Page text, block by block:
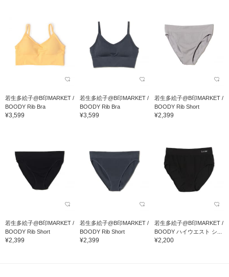
若生多絵子@B印MARKET /
BOODY Rib Bra
¥3,599
若生多絵子@B印MARKET /
BOODY Rib Bra
¥3,599
若生多絵子@B印MARKET /
BOODY Rib Short
¥2,399
若生多絵子@B印MARKET /
BOODY Rib Short
¥2,399
若生多絵子@B印MARKET /
BOODY Rib Short
¥2,399
若生多絵子@B印MARKET /
BOODY ハイウエスト シ...
¥2,200